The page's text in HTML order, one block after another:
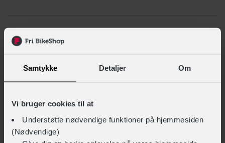
Samtykke Detaljer Om
Vi bruger cookies til at
Understøtte nødvendige funktioner på hjemmesiden
(Nødvendige)
På fjernlager